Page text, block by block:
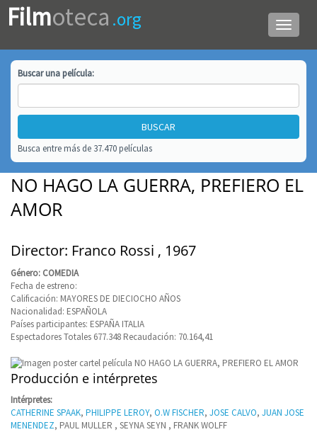
Menú
de
Filmoteca .org
Buscar unapelícula:
Busca entre más de 37.470 películas
NO HAGO LA GUERRA, PREFIERO EL
AMOR
Director: Franco Rossi , 1967
Género: COMEDIA
Fecha de estreno:
Calificación: MAYORES DE DIECIOCHO AÑOS
Nacionalidad: ESPAÑOLA
Países participantes: ESPAÑA ITALIA
Espectadores Totales 677.348 Recaudación: 70.164,41
Producción e intérpretes
Intérpretes:
CATHERINE SPAAK, PHILIPPE LEROY, O.W FISCHER, JOSE CALVO, JUAN JOSE
MENENDEZ, PAUL MULLER , SEYNA SEYN , FRANK WOLFF